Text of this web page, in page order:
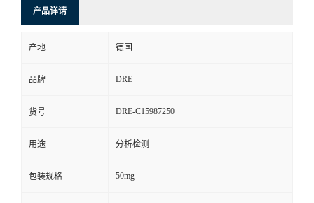
产品详请
产地 德国
品牌 DRE
货号 DRE-C15987250
用途 分析检测
包装规格 50mg